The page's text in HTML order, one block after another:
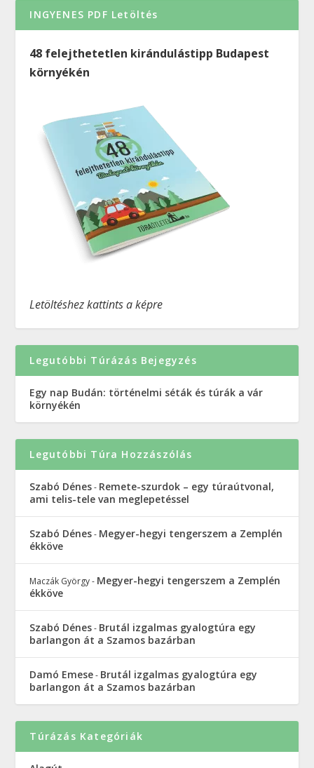
INGYENES PDF Letöltés
48 felejthetetlen kirándulástipp Budapest
környékén
Letöltéshez kattints a képre
Legutóbbi Túrázás Bejegyzés
Egy nap Budán: történelmi séták és túrák a vár
környékén
Legutóbbi Túra Hozzászólás
Szabó Dénes- Remete-szurdok – egy túraútvonal,
ami telis-tele van meglepetéssel
Szabó Dénes- Megyer-hegyi tengerszem a Zemplén
ékköve
Maczák György- Megyer-hegyi tengerszem a Zemplén
ékköve
Szabó Dénes- Brutál izgalmas gyalogtúra egy
barlangon át a Szamos bazárban
Damó Emese- Brutál izgalmas gyalogtúra egy
barlangon át a Szamos bazárban
Túrázás Kategóriák